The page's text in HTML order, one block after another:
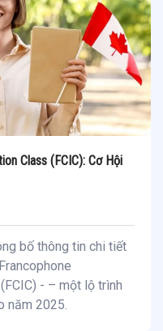
Class (FCIC): Cơ Hội
bố thông tin chi tiết
- – một lộ trình
năm 2025.